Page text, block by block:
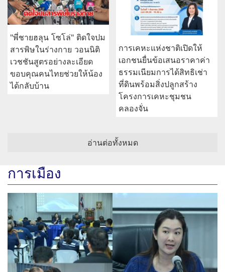
"พี่ชายฮลุน โซโล่" ติดใจปม
สารพิษในร่างกาย วอนนิติ
เวชชันสูตรอย่างละเอียด
ขอบคุณคนไทยช่วยให้น้อง
ได้กลับบ้าน
การเคหะแห่งชาติเปิดให้
เอกชนยื่นข้อเสนอราคาค่า
ธรรมเนียมการได้สิทธิเช่า
ที่ดินพร้อมสิ่งปลูกสร้าง
โครงการเคหะชุมชน
คลองจั่น
อ่านต่อทั้งหมด
การเมือง